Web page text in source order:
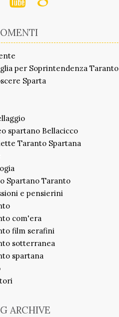
per Soprintendenza Taranto
Sparta
spartano Bellacicco
Taranto Spartana
Spartano Taranto
e pensierini
com'era
film serafini
sotterranea
spartana
ARCHIVE